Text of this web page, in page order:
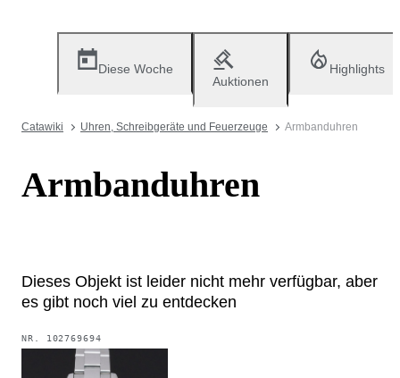
Diese Woche
Auktionen
Highlights
Catawiki Uhren, Schreibgeräte und Feuerzeuge Armbanduhren
Armbanduhren
Dieses Objekt ist leider nicht mehr verfügbar, aber
es gibt noch viel zu entdecken
NR. 102769694